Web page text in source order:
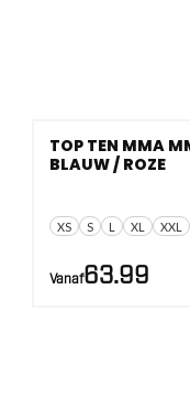
XS S L XL XXL
TOP TEN MMA
BLAUW / ROZE
Vanaf63.99